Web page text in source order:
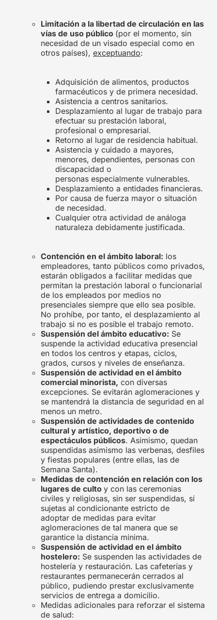
Limitación a la libertad de circulación en las
vías de uso público (por el momento, sin
necesidad de un visado especial como en
otros países), exceptuando:
Adquisición de alimentos, productos
farmacéuticos y de primera necesidad.
Asistencia a centros sanitarios.
Desplazamiento al lugar de trabajo para
efectuar su prestación laboral,
profesional o empresarial.
Retorno al lugar de residencia habitual.
Asistencia y cuidado a mayores,
menores, dependientes, personas con
discapacidad o
personas especialmente vulnerables.
Desplazamiento a entidades financieras.
Por causa de fuerza mayor o situación
de necesidad.
Cualquier otra actividad de análoga
naturaleza debidamente justificada.
Contención en el ámbito laboral: los
empleadores, tanto públicos como privados,
estarán obligados a facilitar medidas que
permitan la prestación laboral o funcionarial
de los empleados por medios no
presenciales siempre que ello sea posible.
No prohíbe, por tanto, el desplazamiento al
trabajo si no es posible el trabajo remoto.
Suspensión del ámbito educativo: Se
suspende la actividad educativa presencial
en todos los centros y etapas, ciclos,
grados, cursos y niveles de enseñanza.
Suspensión de actividad en el ámbito
comercial minorista, con diversas
excepciones. Se evitarán aglomeraciones y
se mantendrá la distancia de seguridad en al
menos un metro.
Suspensión de actividades de contenido
cultural y artístico, deportivo o de
espectáculos públicos. Asimismo, quedan
suspendidas asimismo las verbenas, desfiles
y fiestas populares (entre ellas, las de
Semana Santa).
Medidas de contención en relación con los
lugares de culto y con las ceremonias
civiles y religiosas, sin ser suspendidas, sí
sujetas al condicionante estricto de
adoptar de medidas para evitar
aglomeraciones de tal manera que se
garantice la distancia mínima.
Suspensión de actividad en el ámbito
hostelero: Se suspenden las actividades de
hostelería y restauración. Las cafeterías y
restaurantes permanecerán cerrados al
público, pudiendo prestar exclusivamente
servicios de entrega a domicilio.
Medidas adicionales para reforzar el sistema
de salud: